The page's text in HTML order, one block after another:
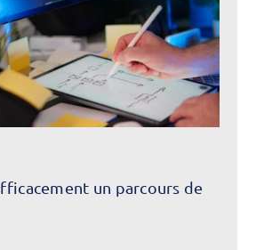
un parcours de